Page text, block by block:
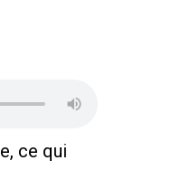
ce qui